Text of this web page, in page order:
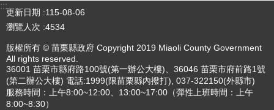
:::
更新日期
115-08-06
瀏覽人次 4534
版權所有 © 苗栗縣政府 Copyright 2019 Miaoli County Government
All rights reserved.
36001 苗栗市縣府路100號(第一辦公大樓)、36046 苗栗市府前路1號
(第二辦公大樓) 電話:1999(限苗栗縣內撥打), 037-322150(外縣市)
服務時間：上午8:00~12:00、13:00~17:00（彈性上班時間：上午
8:00~8:30）